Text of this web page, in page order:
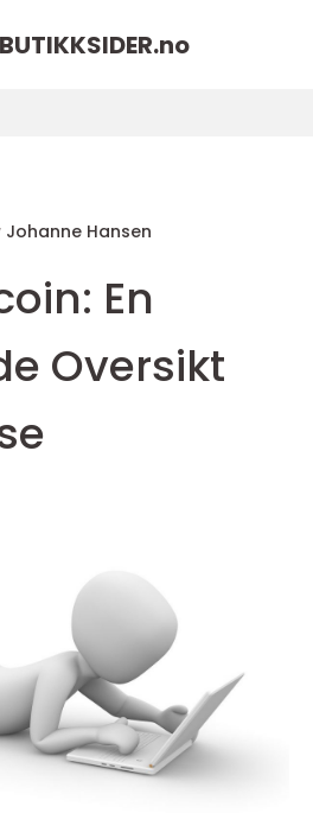
no
Johanne Hansen
En
Oversikt